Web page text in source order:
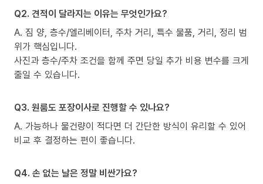
Q2. 견적이 달라지는 이유는 무엇인가요?
A. 짐 양, 층수/엘리베이터, 주차 거리, 특수 물품, 거리, 정리 범
위가 핵심입니다.
사진과 층수/주차 조건을 함께 주면 당일 추가 비용 변수를 크게
줄일 수 있습니다.
Q3. 원룸도 포장이사로 진행할 수 있나요?
A. 가능하나 물건량이 적다면 더 간단한 방식이 유리할 수 있어
비교 후 결정하는 편이 좋습니다.
Q4. 손 없는 날은 정말 비싼가요?